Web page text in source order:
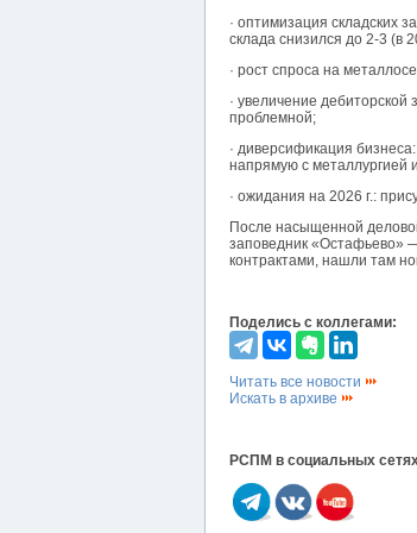
· оптимизация складских
склада снизился до 2-3 (в
· рост спроса на
· увеличение
проблемной;
· диверсификация
напрямую с металлургией
· ожидания на 2026 г.:
После насыщенной
заповедник «Остафьево»
контрактами, нашли там
Поделись с коллегами:
Читать все новости
Искать в архиве
РСПМ в социальных